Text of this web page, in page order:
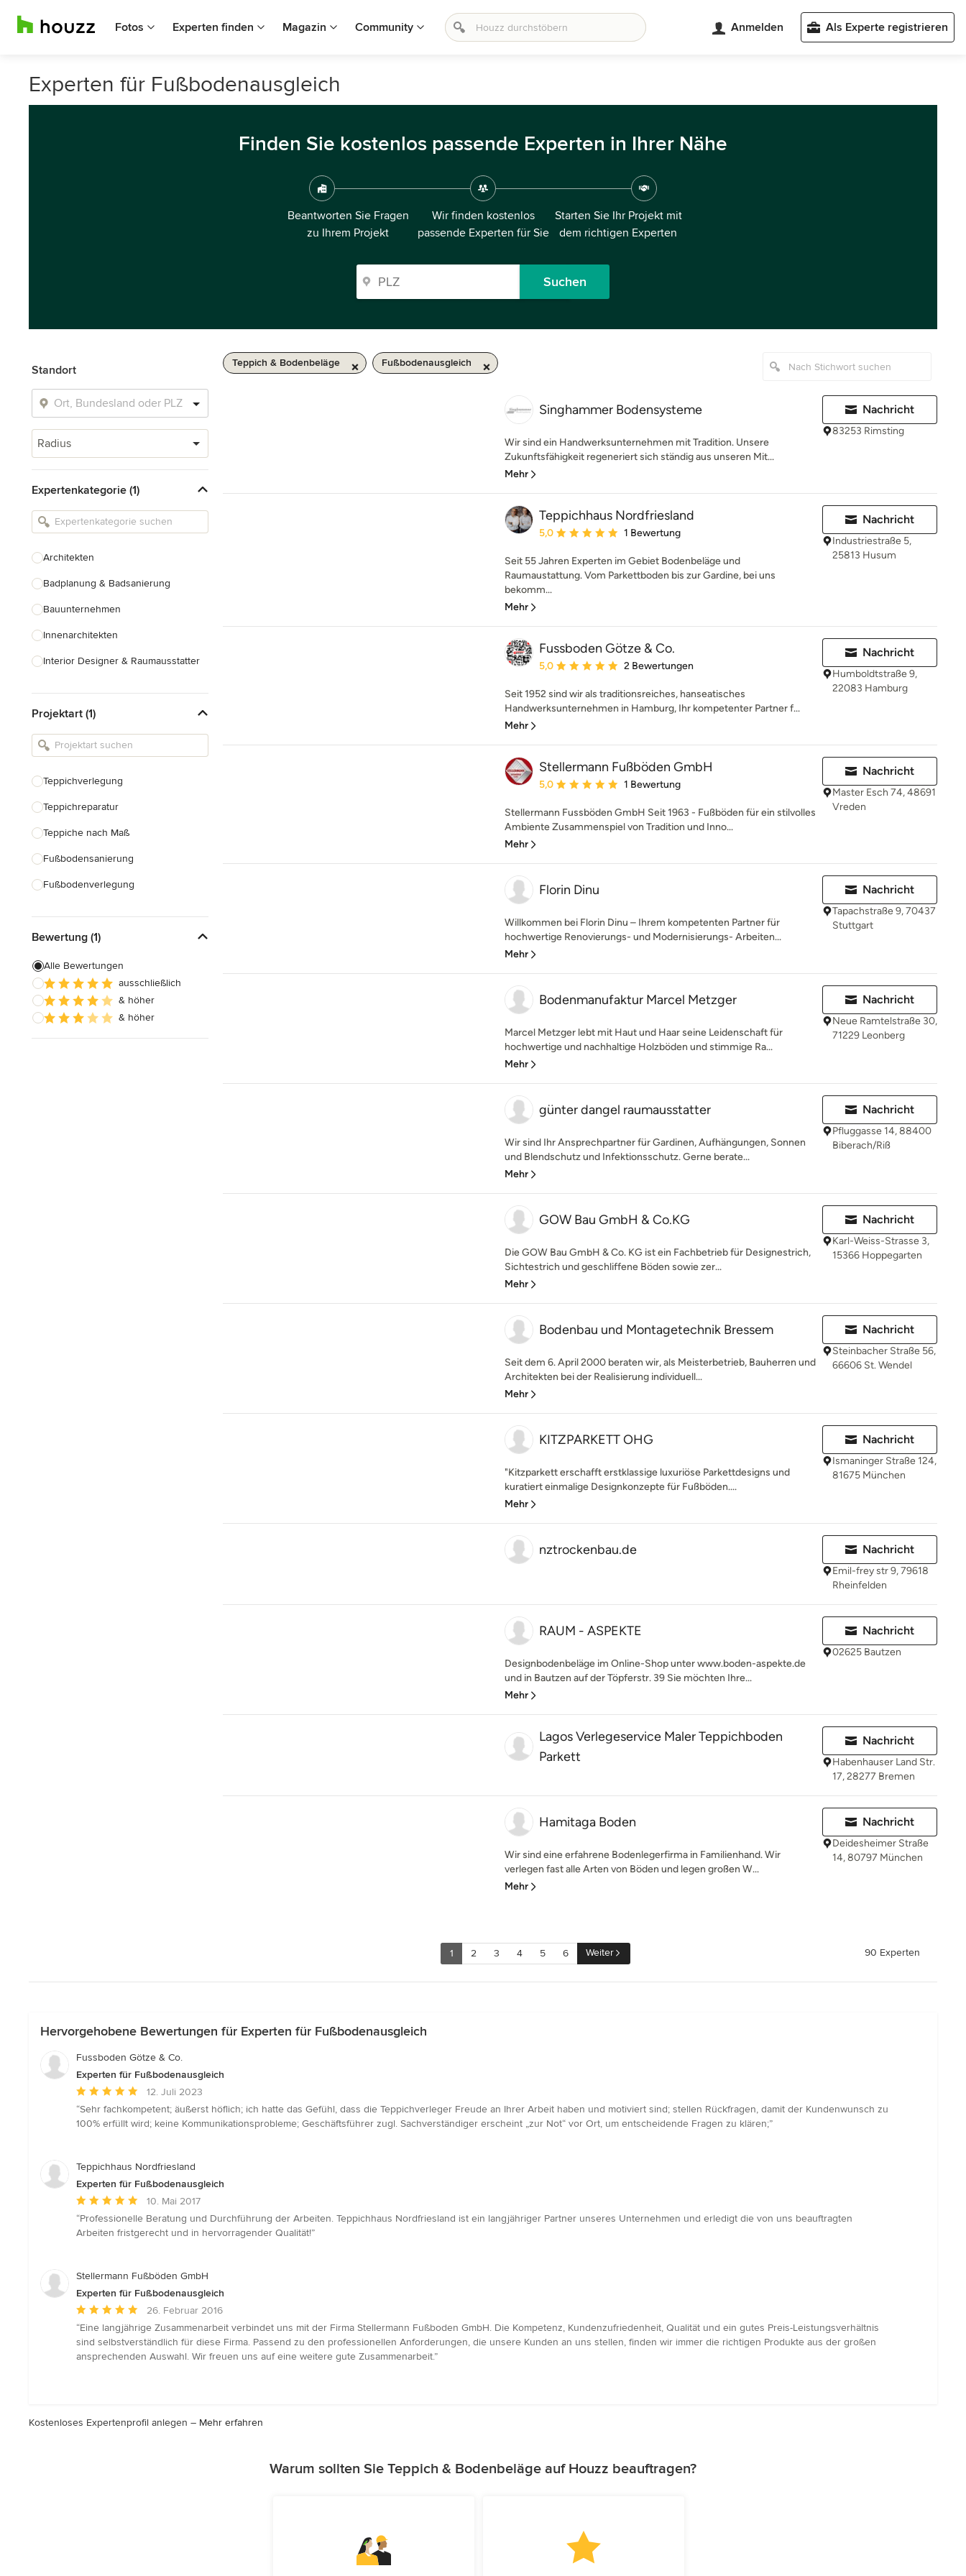
Fotos Experten finden Magazin Community Anmelden Als Experte registrieren
Experten für Fußbodenausgleich
Finden Sie kostenlos passende Experten in Ihrer Nähe
Beantworten Sie Fragen
zu Ihrem Projekt
Wir finden kostenlos
passende Experten für Sie
Starten Sie Ihr Projekt mit
dem richtigen Experten
Suchen
Standort
Radius
Expertenkategorie (1)
Architekten
Badplanung & Badsanierung
Bauunternehmen
Innenarchitekten
Interior Designer & Raumausstatter
Landschaftsarchitekten
Armaturen & Sanitärbedarf
Einbauschränke
Projektart (1)
Teppichverlegung
Teppichreparatur
Teppiche nach Maß
Fußbodensanierung
Fußbodenverlegung
Linoleum-Verlegung
Vinylboden verlegen
Fußbodenausgleich
Alle anzeigen
Bewertung (1)
Alle Bewertungen
ausschließlich
& höher
& höher
Teppich & Bodenbeläge Fußbodenausgleich
Singhammer Bodensysteme
Wir sind ein Handwerksunternehmen mit Tradition. Unsere
Zukunftsfähigkeit regeneriert sich ständig aus unseren Mit...
Mehr
Nachricht
83253 Rimsting
Teppichhaus Nordfriesland
Durchschnittliche Bewertung: 5 von 5 Sternen
5,0 1 Bewertung
Seit 55 Jahren Experten im Gebiet Bodenbeläge und
Raumaustattung. Vom Parkettboden bis zur Gardine, bei uns
bekomm...
Mehr
Nachricht
Industriestraße 5,
25813 Husum
Fussboden Götze & Co.
Durchschnittliche Bewertung: 5 von 5 Sternen
5,0 2 Bewertungen
Seit 1952 sind wir als traditionsreiches, hanseatisches
Handwerksunternehmen in Hamburg, Ihr kompetenter Partner f...
Mehr
Nachricht
Humboldtstraße 9,
22083 Hamburg
Stellermann Fußböden GmbH
Durchschnittliche Bewertung: 5 von 5 Sternen
5,0 1 Bewertung
Stellermann Fussböden GmbH Seit 1963 - Fußböden für ein stilvolles
Ambiente Zusammenspiel von Tradition und Inno...
Mehr
Nachricht
Master Esch 74, 48691
Vreden
Florin Dinu
Willkommen bei Florin Dinu – Ihrem kompetenten Partner für
hochwertige Renovierungs- und Modernisierungs- Arbeiten...
Mehr
Nachricht
Tapachstraße 9, 70437
Stuttgart
Bodenmanufaktur Marcel Metzger
Marcel Metzger lebt mit Haut und Haar seine Leidenschaft für
hochwertige und nachhaltige Holzböden und stimmige Ra...
Mehr
Nachricht
Neue Ramtelstraße 30,
71229 Leonberg
günter dangel raumausstatter
Wir sind Ihr Ansprechpartner für Gardinen, Aufhängungen, Sonnen
und Blendschutz und Infektionsschutz. Gerne berate...
Mehr
Nachricht
Pfluggasse 14, 88400
Biberach/Riß
GOW Bau GmbH & Co.KG
Die GOW Bau GmbH & Co. KG ist ein Fachbetrieb für Designestrich,
Sichtestrich und geschliffene Böden sowie zer...
Mehr
Nachricht
Karl-Weiss-Strasse 3,
15366 Hoppegarten
Bodenbau und Montagetechnik Bressem
Seit dem 6. April 2000 beraten wir, als Meisterbetrieb, Bauherren und
Architekten bei der Realisierung individuell...
Mehr
Nachricht
Steinbacher Straße 56,
66606 St. Wendel
KITZPARKETT OHG
"Kitzparkett erschafft erstklassige luxuriöse Parkettdesigns und
kuratiert einmalige Designkonzepte für Fußböden....
Mehr
Nachricht
Ismaninger Straße 124,
81675 München
nztrockenbau.de Nachricht
Emil-frey str 9, 79618
Rheinfelden
RAUM - ASPEKTE
Designbodenbeläge im Online-Shop unter www.boden-aspekte.de
und in Bautzen auf der Töpferstr. 39 Sie möchten Ihre...
Mehr
Nachricht
02625 Bautzen
Lagos Verlegeservice Maler Teppichboden
Parkett
Nachricht
Habenhauser Land Str.
17, 28277 Bremen
Hamitaga Boden
Wir sind eine erfahrene Bodenlegerfirma in Familienhand. Wir
verlegen fast alle Arten von Böden und legen großen W...
Mehr
Nachricht
Deidesheimer Straße
14, 80797 München
1 2 3 4 5 6 Weiter 90 Experten
Hervorgehobene Bewertungen für Experten für Fußbodenausgleich
Fussboden Götze & Co.
Experten für Fußbodenausgleich
Durchschnittliche
Bewertung:
5
Sternen
12. Juli 2023
“Sehr fachkompetent; äußerst höflich; ich hatte das Gefühl, dass die Teppichverleger Freude an Ihrer Arbeit haben und motiviert sind; stellen Rückfragen, damit der Kundenwunsch zu
100% erfüllt wird; keine Kommunikationsprobleme; Geschäftsführer zugl. Sachverständiger erscheint „zur Not“ vor Ort, um entscheidende Fragen zu klären;”
Teppichhaus Nordfriesland
Experten für Fußbodenausgleich
Durchschnittliche
Bewertung:
5
Sternen
10. Mai 2017
“Professionelle Beratung und Durchführung der Arbeiten. Teppichhaus Nordfriesland ist ein langjähriger Partner unseres Unternehmen und erledigt die von uns beauftragten
Arbeiten fristgerecht und in hervorragender Qualität!”
Stellermann Fußböden GmbH
Experten für Fußbodenausgleich
Durchschnittliche
Bewertung:
5
von
26. Februar 2016
“Eine langjährige Zusammenarbeit verbindet uns mit der Firma Stellermann Fußboden GmbH. Die Kompetenz, Kundenzufriedenheit, Qualität und ein gutes Preis-Leistungsverhältnis
sind selbstverständlich für diese Firma. Passend zu den professionellen Anforderungen, die unsere Kunden an uns stellen, finden wir immer die richtigen Produkte aus der großen
ansprechenden Auswahl. Wir freuen uns auf eine weitere gute Zusammenarbeit.”
Kostenloses Expertenprofil anlegen – Mehr erfahren
Warum sollten Sie Teppich & Bodenbeläge auf Houzz beauftragen?